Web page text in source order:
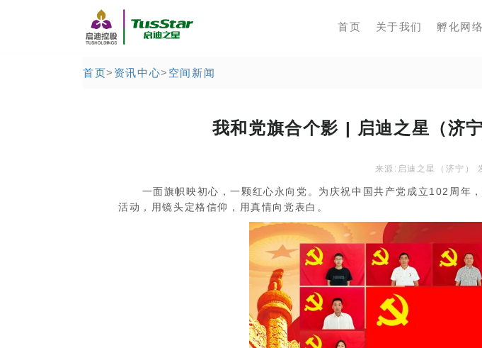
首页 关于我们 孵化网络
首页> 资讯中心> 空间新闻
我和党旗合个影 | 启迪之星（济
来源:启迪之星（济宁）
一面旗帜映初心，一颗红心永向党。为庆祝中国共产党成立102周年
活动，用镜头定格信仰，用真情向党表白。